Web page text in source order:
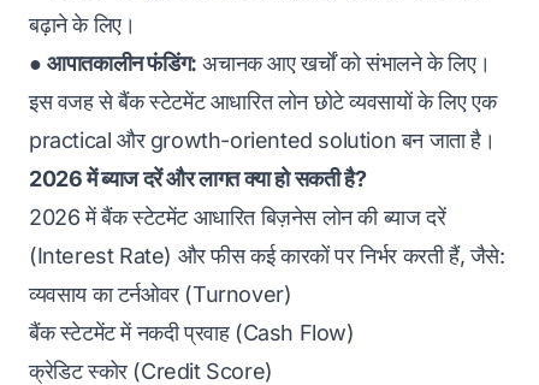
बढ़ाने के लिए।
●आपातकालीन फंडिंग: अचानक आए खर्चों को संभालने के लिए।
इस वजह से बैंक स्टेटमेंट आधारित लोन छोटे व्यवसायों के लिए एक
practical और growth-oriented solution बन जाता है।
2026 में ब्याज दरें और लागत क्या हो सकती है?
2026 में बैंक स्टेटमेंट आधारितबिज़नेस लोन की ब्याज दरें
(Interest Rate) और फीस कई कारकों पर निर्भर करती हैं, जैसे:
व्यवसाय का टर्नओवर (Turnover)
बैंक स्टेटमेंट में नकदी प्रवाह (Cash Flow)
क्रेडिट स्कोर(Credit Score)